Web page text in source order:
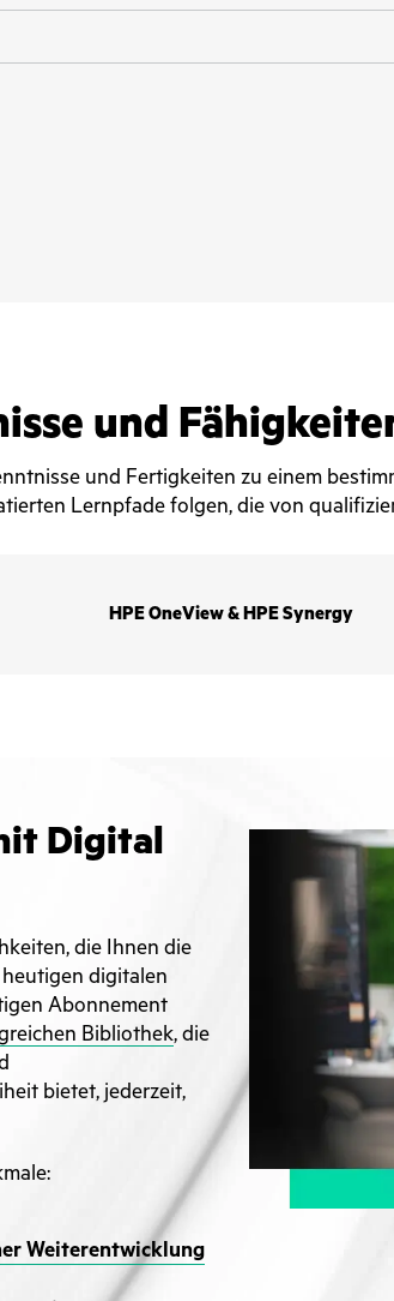
und
und Fertigkeiten zu einem
Lernpfade folgen, die von
HPE OneView & HPE Synergy
Digital
die Ihnen die
digitalen
Abonnement
Bibliothek, die
bietet, jederzeit,
Weiterentwicklung